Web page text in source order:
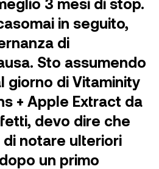
in seguito,
di
Sto assumendo
giorno di Vitaminity
+ Apple Extract da
devo dire che
di notare ulteriori
un primo